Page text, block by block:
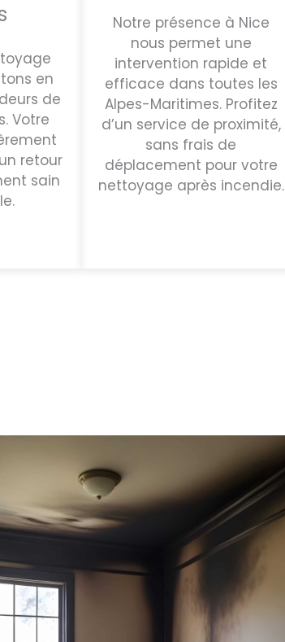
en
de
Votre
retour
sain
Notre présence à Nice
nous permet une
intervention rapide et
efficace dans toutes les
Alpes-Maritimes. Profitez
d’un service de proximité,
sans frais de
déplacement pour votre
nettoyage après incendie.